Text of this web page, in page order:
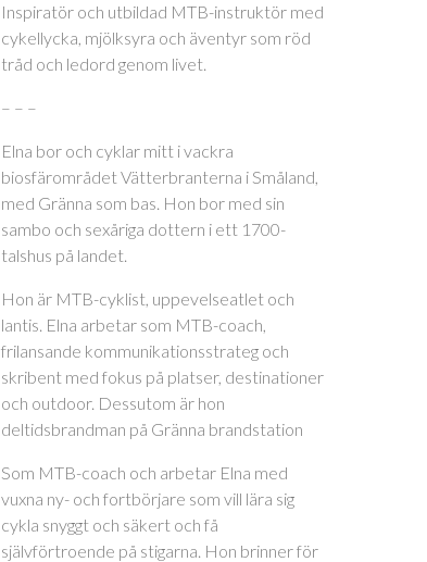
Inspiratör och utbildad MTB-instruktör med
cykellycka, mjölksyra och äventyr som röd
tråd och ledord genom livet.
– – –
Elna bor och cyklar mitt i vackra
biosfärområdet Vätterbranterna i Småland,
med Gränna som bas. Hon bor med sin
sambo och sexåriga dottern i ett 1700-
talshus på landet.
Hon är MTB-cyklist, uppevelseatlet och
lantis. Elna arbetar som MTB-coach,
frilansande kommunikationsstrateg och
skribent med fokus på platser, destinationer
och outdoor. Dessutom är hon
deltidsbrandman på Gränna brandstation
Som MTB-coach och arbetar Elna med
vuxna ny- och fortbörjare som vill lära sig
cykla snyggt och säkert och få
självförtroende på stigarna. Hon brinner för